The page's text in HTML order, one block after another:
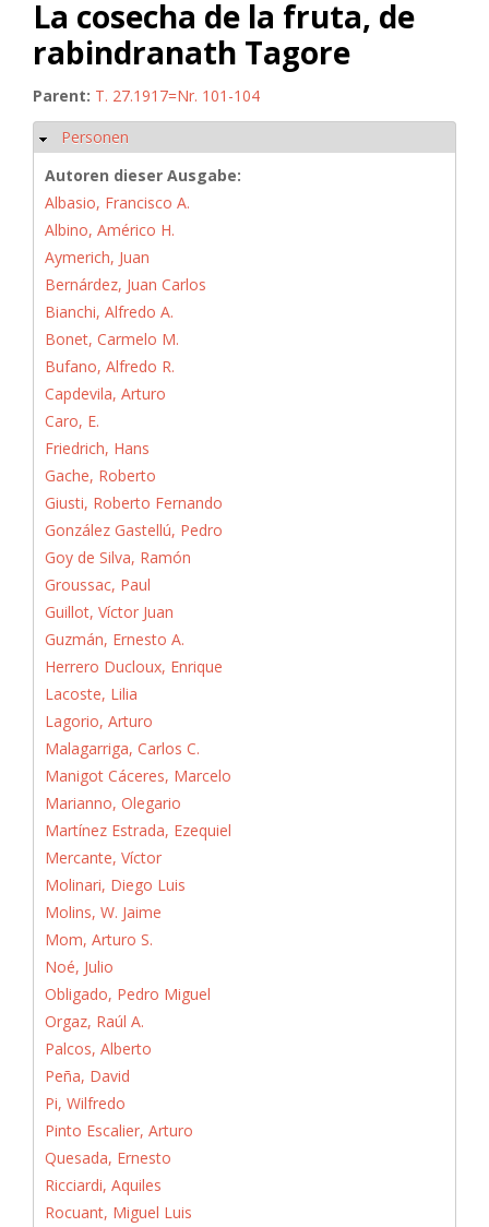
La cosecha de la fruta, de
rabindranath Tagore
Parent: T. 27.1917=Nr. 101-104
Hide
Personen
Autoren dieser Ausgabe:
Albasio, Francisco A.
Albino, Américo H.
Aymerich, Juan
Bernárdez, Juan Carlos
Bianchi, Alfredo A.
Bonet, Carmelo M.
Bufano, Alfredo R.
Capdevila, Arturo
Caro, E.
Friedrich, Hans
Gache, Roberto
Giusti, Roberto Fernando
González Gastellú, Pedro
Goy de Silva, Ramón
Groussac, Paul
Guillot, Víctor Juan
Guzmán, Ernesto A.
Herrero Ducloux, Enrique
Lacoste, Lilia
Lagorio, Arturo
Malagarriga, Carlos C.
Manigot Cáceres, Marcelo
Marianno, Olegario
Martínez Estrada, Ezequiel
Mercante, Víctor
Molinari, Diego Luis
Molins, W. Jaime
Mom, Arturo S.
Noé, Julio
Obligado, Pedro Miguel
Orgaz, Raúl A.
Palcos, Alberto
Peña, David
Pi, Wilfredo
Pinto Escalier, Arturo
Quesada, Ernesto
Ricciardi, Aquiles
Rocuant, Miguel Luis